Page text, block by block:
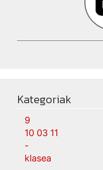
Kategoriak
9
10 03 11
-
klasea